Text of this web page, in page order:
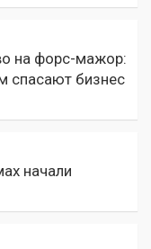
на форс-мажор:
спасают бизнес
начали